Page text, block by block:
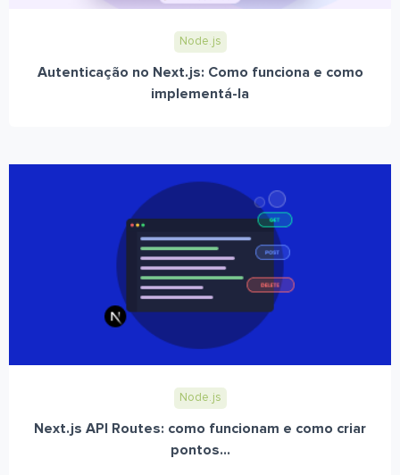
Node.js
Autenticação no Next.js: Como funciona e como
implementá-la
Node.js
Next.js API Routes: como funcionam e como criar
pontos...